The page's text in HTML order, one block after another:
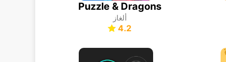
Puzzle & Dragons
ألغاز
4.2